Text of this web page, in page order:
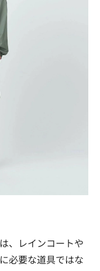
、レインコートや
必要な道具ではな